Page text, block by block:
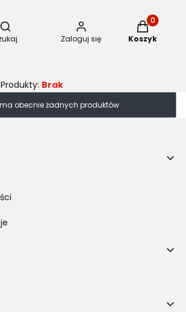
Otwórz wyszukiwarkę
Zaloguj się
Produkty
Koszyk
Produkty: Brak
obecnie żadnych produktów